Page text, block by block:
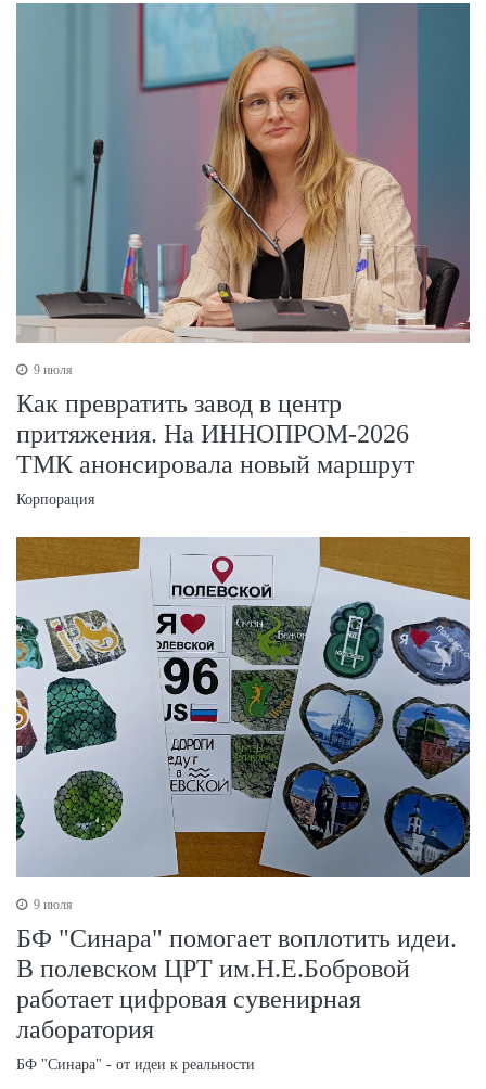
9 июля
Как превратить завод в центр
притяжения. На ИННОПРОМ-2026
ТМК анонсировала новый маршрут
Корпорация
9 июля
БФ "Синара" помогает воплотить идеи.
В полевском ЦРТ им.Н.Е.Бобровой
работает цифровая сувенирная
лаборатория
БФ "Синара" - от идеи к реальности